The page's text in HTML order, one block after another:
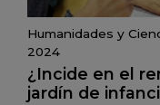
Humanidades y
2024
¿Incide en el
jardín de